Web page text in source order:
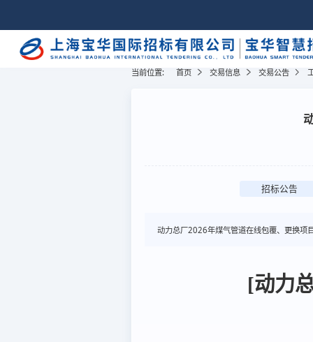
当前位置: 首页 交易信息 交易公告
招标公告
动力总厂2026年煤气管道在线包覆、更换项
[动力